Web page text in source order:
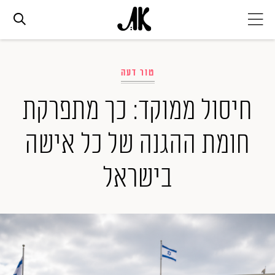
אופנה
ביוטי
סלבס
ערוצים נוספים
המגזין
טור דעה
חיסול ממוקד: כך מתפרקת
חומת ההגנה של כל אישה
בישראל